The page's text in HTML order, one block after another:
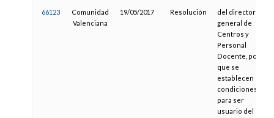
66123
Comunidad
Valenciana
19/05/2017 Resolución
del director
general de
Centros y
Personal
Docente, por la
que se
establecen las
condiciones
para ser
usuario del